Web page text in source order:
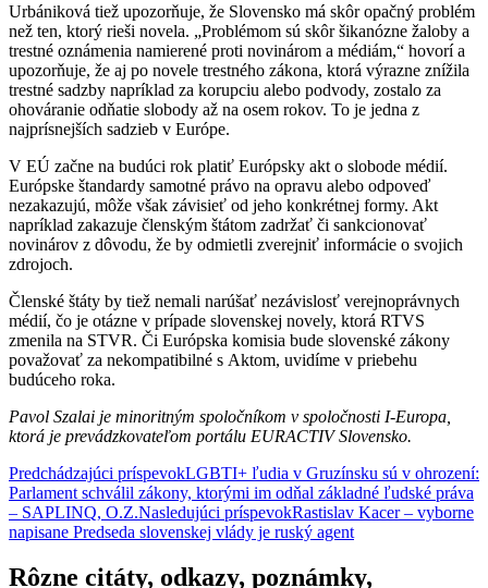
Urbániková tiež upozorňuje, že Slovensko má skôr opačný problém
než ten, ktorý rieši novela. „Problémom sú skôr šikanózne žaloby a
trestné oznámenia namierené proti novinárom a médiám,“ hovorí a
upozorňuje, že aj po novele trestného zákona, ktorá výrazne znížila
trestné sadzby napríklad za korupciu alebo podvody, zostalo za
ohováranie odňatie slobody až na osem rokov. To je jedna z
najprísnejších sadzieb v Európe.
V EÚ začne na budúci rok platiť Európsky akt o slobode médií.
Európske štandardy samotné právo na opravu alebo odpoveď
nezakazujú, môže však závisieť od jeho konkrétnej formy. Akt
napríklad zakazuje členským štátom zadržať či sankcionovať
novinárov z dôvodu, že by odmietli zverejniť informácie o svojich
zdrojoch.
Členské štáty by tiež nemali narúšať nezávislosť verejnoprávnych
médií, čo je otázne v prípade slovenskej novely, ktorá RTVS
zmenila na STVR. Či Európska komisia bude slovenské zákony
považovať za nekompatibilné s Aktom, uvidíme v priebehu
budúceho roka.
Pavol Szalai je minoritným spoločníkom v spoločnosti I-Europa,
ktorá je prevádzkovateľom portálu EURACTIV Slovensko.
Navigácia
článkami
Predchádzajúci príspevokLGBTI+ ľudia v Gruzínsku sú v ohrození:
Parlament schválil zákony, ktorými im odňal základné ľudské práva
– SAPLINQ, O.Z.Nasledujúci príspevokRastislav Kacer – vyborne
napisane Predseda slovenskej vlády je ruský agent
Rôzne citáty, odkazy, poznámky,